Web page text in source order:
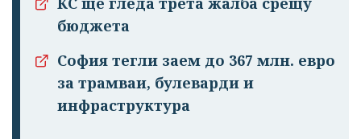
бюджета
София тегли заем до 367 млн. евро
за трамваи, булеварди и
инфраструктура